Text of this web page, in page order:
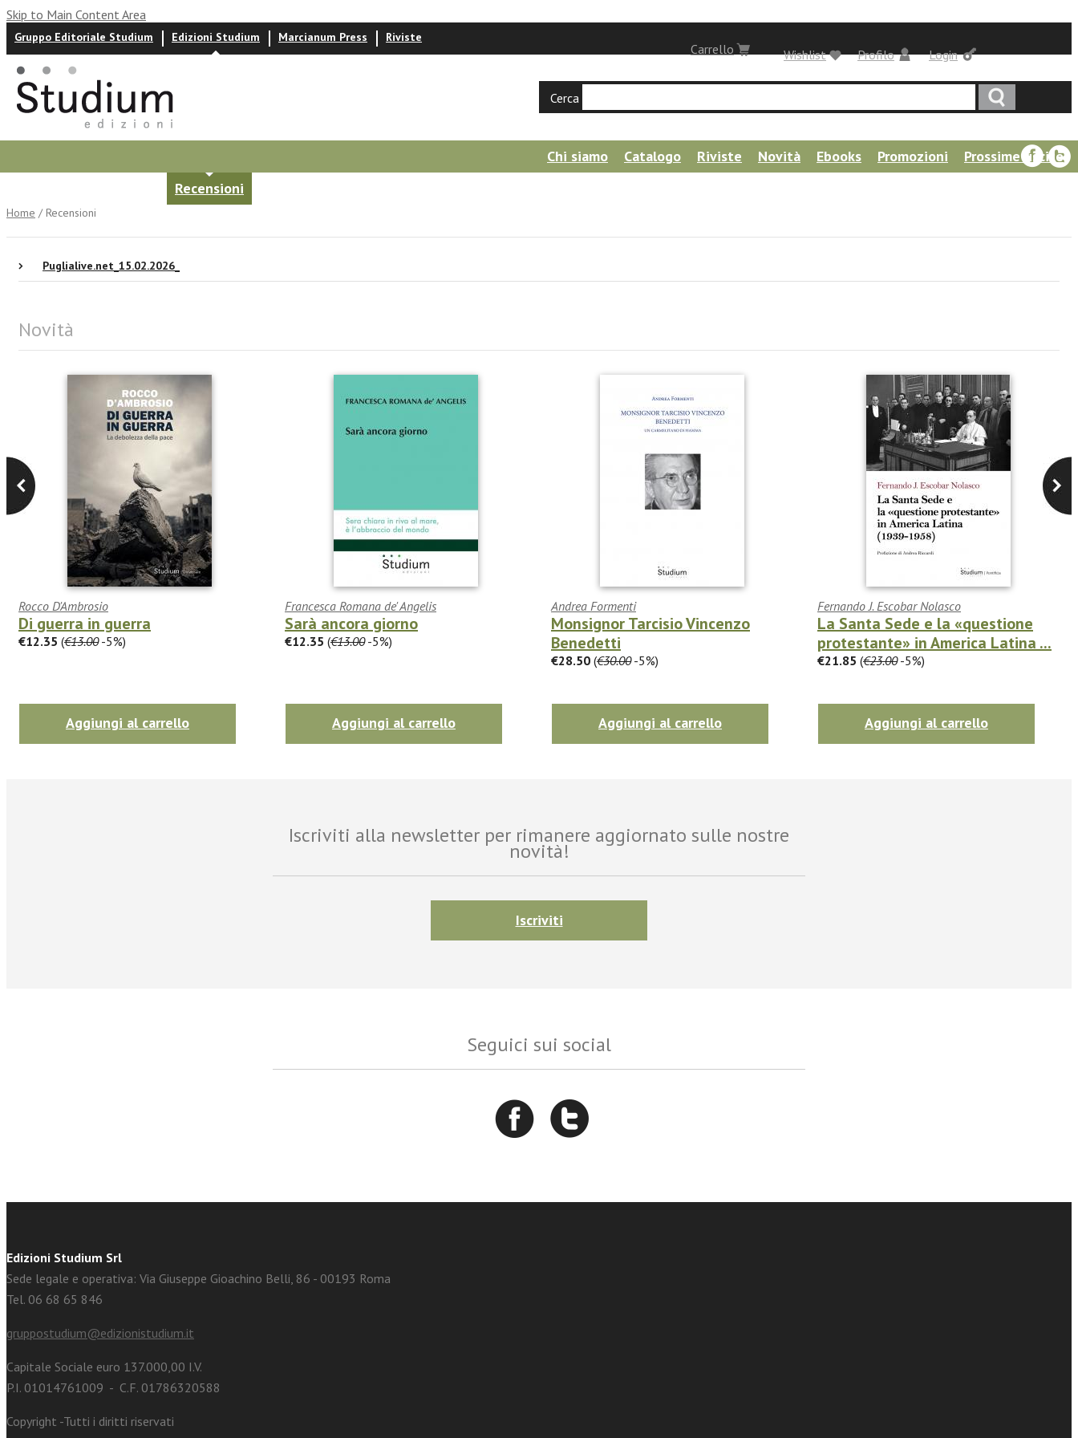
Skip to Main Content Area
Login
Carrello
Gruppo Editoriale Studium Edizioni Studium Marcianum Press Riviste
Profilo
Wishlist
Cerca
Chi siamo Catalogo Riviste Novità Ebooks Promozioni
Prossime uscite
Recensioni
Home / Recensioni
Puglialive.net_15.02.2026_
Novità
Rocco D'Ambrosio
Di guerra in guerra
€12.35 (€13.00-5%)
Aggiungi al carrello
Francesca Romana de' Angelis
Sarà ancora giorno
€12.35 (€13.00-5%)
Aggiungi al carrello
Andrea Formenti
Monsignor Tarcisio Vincenzo
Benedetti
€28.50 (€30.00-5%)
Aggiungi al carrello
Fernando J. Escobar Nolasco
La Santa Sede e la «questione
protestante» in America Latina ...
€21.85 (€23.00-5%)
Aggiungi al carrello
Iscriviti alla newsletter per rimanere aggiornato sulle nostre
novità!
Iscriviti
Seguici sui social
Edizioni Studium Srl
Sede legale e operativa: Via Giuseppe Gioachino Belli, 86 - 00193 Roma
Tel. 06 68 65 846
gruppostudium@edizionistudium.it
Capitale Sociale euro 137.000,00 I.V.
P.I. 01014761009 - C.F. 01786320588
Copyright -Tutti i diritti riservati